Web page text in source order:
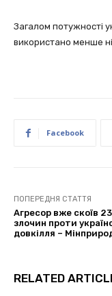
Загалом потужності
використано менше
Facebook
ПОПЕРЕДНЯ СТАТТЯ
Агресор вже скоїв
злочин проти
довкілля –
RELATED